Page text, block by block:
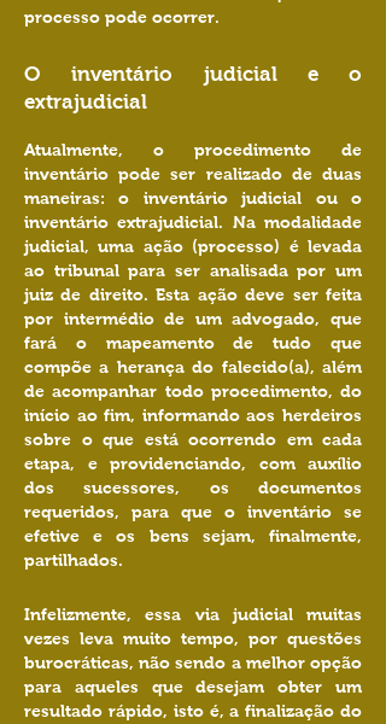
processo pode ocorrer.
O inventário judicial e o
extrajudicial
Atualmente, o procedimento de
inventário pode ser realizado de duas
maneiras: o inventário judicial ou o
inventário extrajudicial. Na modalidade
judicial, uma ação (processo) é levada
ao tribunal para ser analisada por um
juiz de direito. Esta ação deve ser feita
por intermédio de um advogado, que
fará o mapeamento de tudo que
compõe a herança do falecido(a), além
de acompanhar todo procedimento, do
início ao fim, informando aos herdeiros
sobre o que está ocorrendo em cada
etapa, e providenciando, com auxílio
dos sucessores, os documentos
requeridos, para que o inventário se
efetive e os bens sejam, finalmente,
partilhados.
Infelizmente, essa via judicial muitas
vezes leva muito tempo, por questões
burocráticas, não sendo a melhor opção
para aqueles que desejam obter um
resultado rápido, isto é, a finalização do